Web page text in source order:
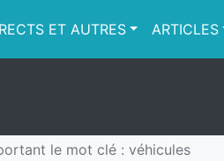
ET AUTRES ARTICLES
le mot clé : véhicules